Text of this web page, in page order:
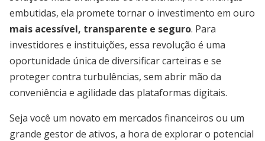
embutidas, ela promete tornar o investimento em ouro
mais acessível, transparente e seguro. Para
investidores e instituições, essa revolução é uma
oportunidade única de diversificar carteiras e se
proteger contra turbulências, sem abrir mão da
conveniência e agilidade das plataformas digitais.
Seja você um novato em mercados financeiros ou um
grande gestor de ativos, a hora de explorar o potencial